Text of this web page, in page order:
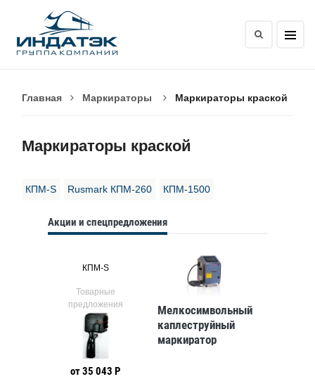
Главная Маркираторы Маркираторы краской
Маркираторы краской
КПМ-S Rusmark КПМ-260 КПМ-1500
Акции и спецпредложения
КПМ-S
Товарные
предложения
от 35 043 Р
Мелкосимвольный
каплеструйный
маркиратор